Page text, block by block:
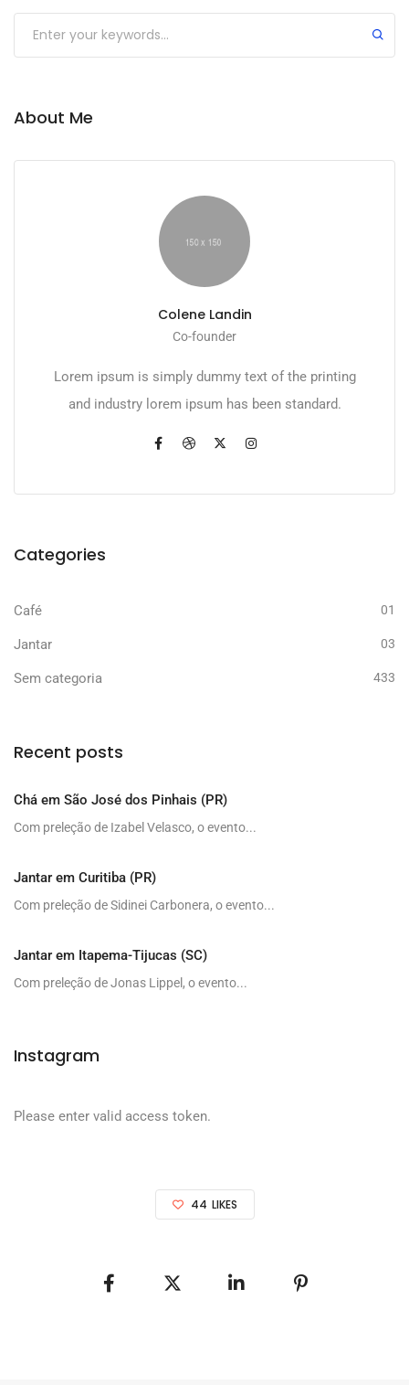
Submit
About Me
Colene Landin
Co-founder
Lorem ipsum is simply dummy text of the printing
and industry lorem ipsum has been standard.
Categories
Café 01
Jantar 03
Sem categoria 433
Recent posts
Chá em São José dos Pinhais (PR)
Com preleção de Izabel Velasco, o evento...
Jantar em Curitiba (PR)
Com preleção de Sidinei Carbonera, o evento...
Jantar em Itapema-Tijucas (SC)
Com preleção de Jonas Lippel, o evento...
Instagram
Please enter valid access token.
44 LIKES